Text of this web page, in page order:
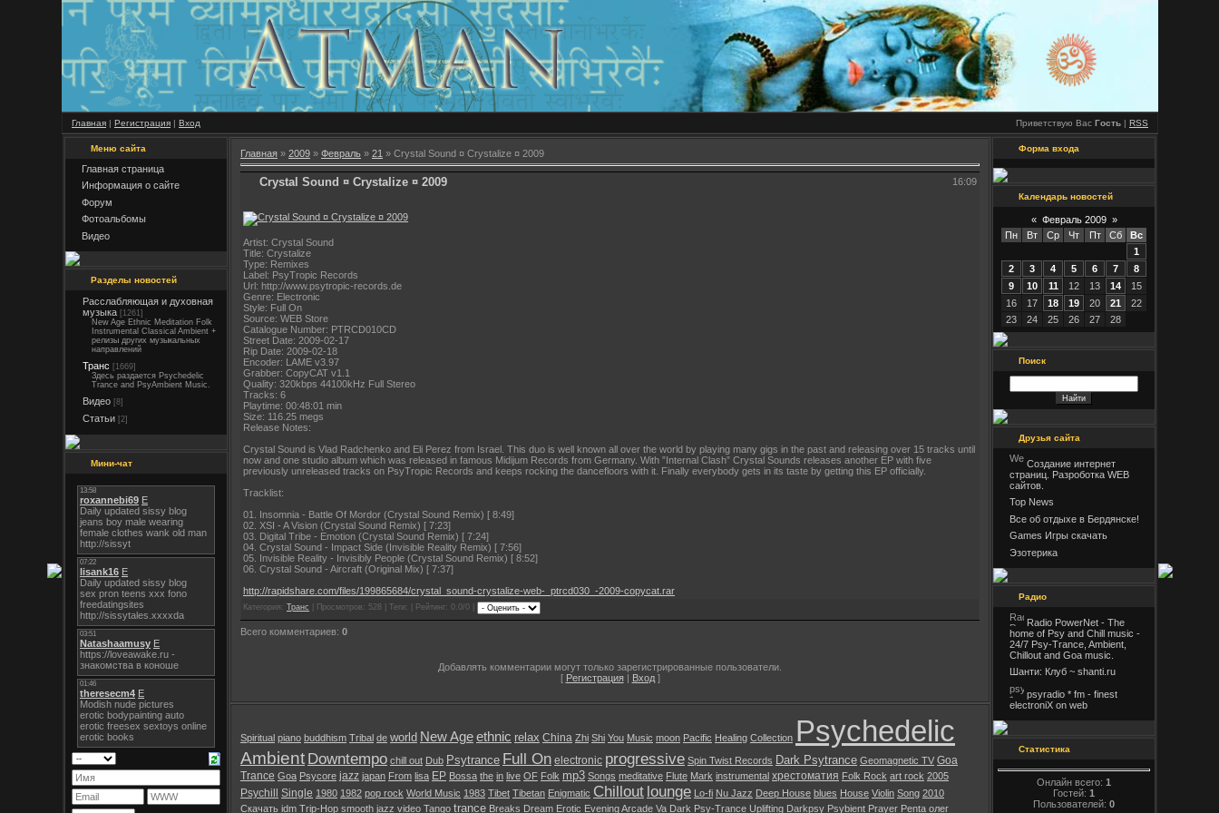
Главная | Регистрация | Вход Приветствую Вас Гость | RSS
Меню сайта
Главная страница
Информация о сайте
Форум
Фотоальбомы
Видео
Разделы новостей
Расслабляющая и духовная
музыка [1261]
New Age Ethnic Meditation Folk
Instrumental Classical Ambient +
релизы других музыкальных
направлений
Транс [1669]
Здесь раздается Psychedelic
Trance and PsyAmbient Music.
Видео [8]
Статьи [2]
Мини-чат
Главная » 2009 » Февраль » 21 » Crystal Sound ¤ Crystalize ¤ 2009
Crystal Sound ¤ Crystalize ¤ 2009 16:09
Artist: Crystal Sound
Title: Crystalize
Type: Remixes
Label: PsyTropic Records
Url: http://www.psytropic-records.de
Genre: Electronic
Style: Full On
Source: WEB Store
Catalogue Number: PTRCD010CD
Street Date: 2009-02-17
Rip Date: 2009-02-18
Encoder: LAME v3.97
Grabber: CopyCAT v1.1
Quality: 320kbps 44100kHz Full Stereo
Tracks: 6
Playtime: 00:48:01 min
Size: 116.25 megs
Release Notes:
Crystal Sound is Vlad Radchenko and Eli Perez from Israel. This duo is well known all over the world by playing many gigs in the past and releasing over 15 tracks until
now and one studio album which was released in famous Midijum Records from Germany. With ”Internal Clash” Crystal Sounds releases another EP with five
previously unreleased tracks on PsyTropic Records and keeps rocking the dancefloors with it. Finally everybody gets in its taste by getting this EP officially.
Tracklist:
01. Insomnia - Battle Of Mordor (Crystal Sound Remix) [ 8:49]
02. XSI - A Vision (Crystal Sound Remix) [ 7:23]
03. Digital Tribe - Emotion (Crystal Sound Remix) [ 7:24]
04. Crystal Sound - Impact Side (Invisible Reality Remix) [ 7:56]
05. Invisible Reality - Invisibly People (Crystal Sound Remix) [ 8:52]
06. Crystal Sound - Aircraft (Original Mix) [ 7:37]
http://rapidshare.com/files/199865684/crystal_sound-crystalize-web-_ptrcd030_-2009-copycat.rar
Категория: Транс | Просмотров: 528 | Теги: | Рейтинг: 0.0/0 |
Всего комментариев: 0
Добавлять комментарии могут только зарегистрированные пользователи.
[ Регистрация| Вход]
Spiritual piano buddhism Tribal de world New Ageethnic relax China Zhi Shi You Music moon Pacific Healing Collection Psychedelic
Ambient Downtempo chill out Dub Psytrance Full On electronic progressive Spin Twist Records Dark Psytrance Geomagnetic TV Goa
Trance Goa Psycore jazz japan From lisa EP Bossa the in live OF Folk mp3 Songs meditative Flute Mark instrumental хрестоматия Folk Rock art rock 2005
Psychill Single 1980 1982 pop rock World Music 1983 Tibet Tibetan Enigmatic Chillout lounge Lo-fi Nu Jazz Deep House blues House Violin Song 2010
Скачать idm Trip-Hop smooth jazz video Tango trance Breaks Dream Erotic EveningArcade Va Dark Psy-Trance Uplifting Darkpsy Psybient Prayer Penta олег
Форма входа
Календарь новостей
« Февраль 2009 »
Пн
Вт Ср Чт Пт Сб
Вс
1
2
3 4 5 6 7
8
9
10 11 12 13 14
15
16
17 18 19 20 21
22
23
24 25 26 27 28
Поиск
Друзья сайта
Создание интернет
страниц. Разроботка WEB
сайтов.
Top News
Все об отдыхе в Бердянске!
Games Игры скачать
Эзотерика
Радио
Radio PowerNet - The
home of Psy and Chill music -
24/7 Psy-Trance, Ambient,
Chillout and Goa music.
Шанти: Клуб ~ shanti.ru
psyradio * fm - finest
electroniX on web
Статистика
Онлайн всего: 1
Гостей: 1
Пользователей: 0